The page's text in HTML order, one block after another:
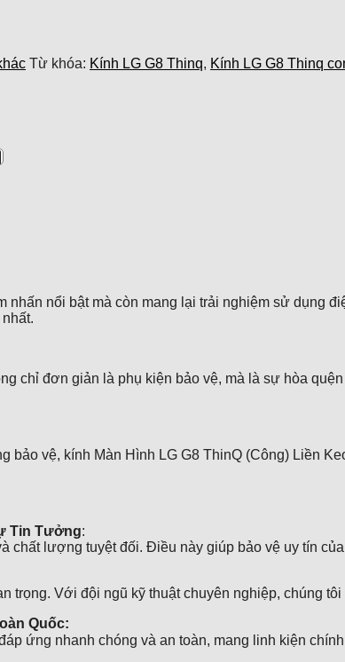
Từ khóa: Kính LG G8 Thinq, Kính LG G8 Thinq
nhấn nổi bật mà còn mang lại trải nghiệm sử dụng
chỉ đơn giản là phụ kiện bảo vệ, mà là sự hòa
bảo vệ, kính Màn Hình LG G8 ThinQ (Công) Liền
Tin Tưởng:
chất lượng tuyệt đối. Điều này giúp bảo vệ uy tín
trọng. Với đội ngũ kỹ thuật chuyên nghiệp, chúng
Quốc:
ứng nhanh chóng và an toàn, mang linh kiện